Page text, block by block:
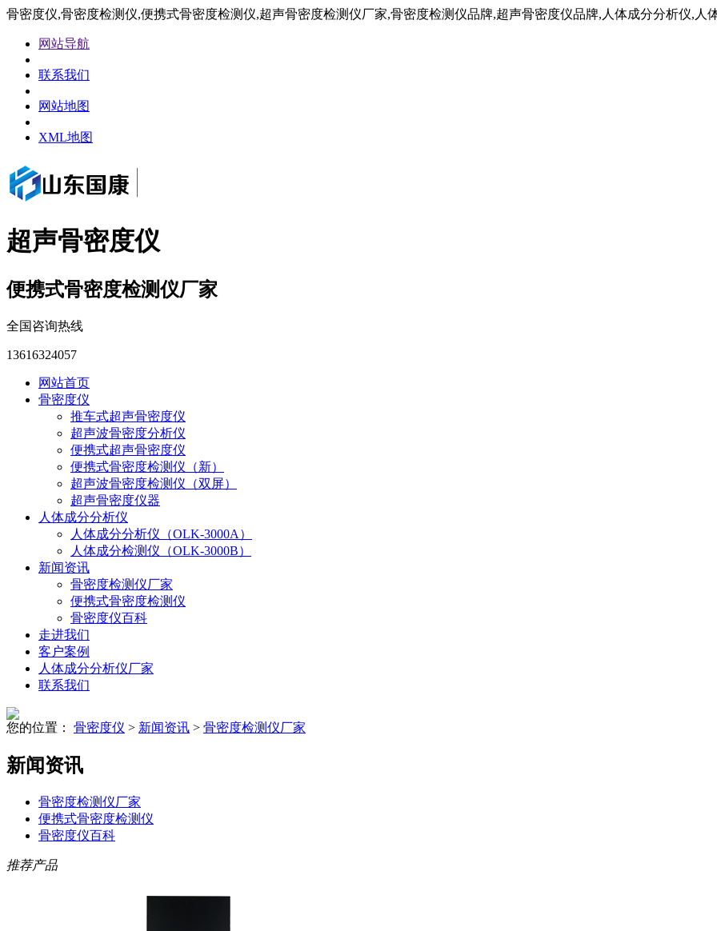
骨密度仪,骨密度检测仪,便携式骨密度检测仪,超声骨密度检测仪厂家,骨密度检测仪品牌,超声骨密度仪品牌,人体成分分析仪,人
网站导航
联系我们
网站地图
XML地图
超声骨密度仪
便携式骨密度检测仪厂家
全国咨询热线
13616324057
网站首页
骨密度仪
推车式超声骨密度仪
超声波骨密度分析仪
便携式超声骨密度仪
便携式骨密度检测仪（新）
超声波骨密度检测仪（双屏）
超声骨密度仪器
人体成分分析仪
人体成分分析仪（OLK-3000A）
人体成分检测仪（OLK-3000B）
新闻资讯
骨密度检测仪厂家
便携式骨密度检测仪
骨密度仪百科
走进我们
客户案例
人体成分分析仪厂家
联系我们
您的位置： 骨密度仪 > 新闻资讯 > 骨密度检测仪厂家
新闻资讯
骨密度检测仪厂家
便携式骨密度检测仪
骨密度仪百科
推荐产品